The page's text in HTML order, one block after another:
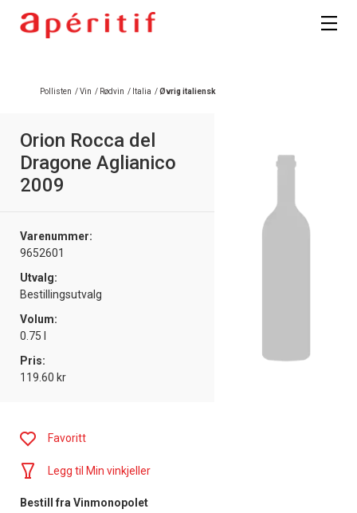
Pollisten /Vin / Rødvin / Italia /Øvrig italiensk
Orion Rocca del
Dragone Aglianico
2009
Varenummer:
9652601
Utvalg:
Bestillingsutvalg
Volum:
0.75 l
Pris:
119.60 kr
Favoritt
Legg til Min vinkjeller
Bestill fra Vinmonopolet